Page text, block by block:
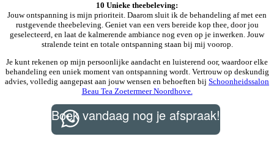
10 Unieke theebeleving:
Jouw ontspanning is mijn prioriteit. Daarom sluit ik de behandeling af met een
rustgevende theebeleving. Geniet van een vers bereide kop thee, door jou
geselecteerd, en laat de kalmerende ambiance nog even op je inwerken. Jouw
stralende teint en totale ontspanning staan bij mij voorop.
Je kunt rekenen op mijn persoonlijke aandacht en luisterend oor, waardoor elke
behandeling een uniek moment van ontspanning wordt. Vertrouw op deskundig
advies, volledig aangepast aan jouw wensen en behoeften bij Schoonheidssalon
Beau Tea Zoetermeer Noordhove.
Boek vandaag nog je afspraak!